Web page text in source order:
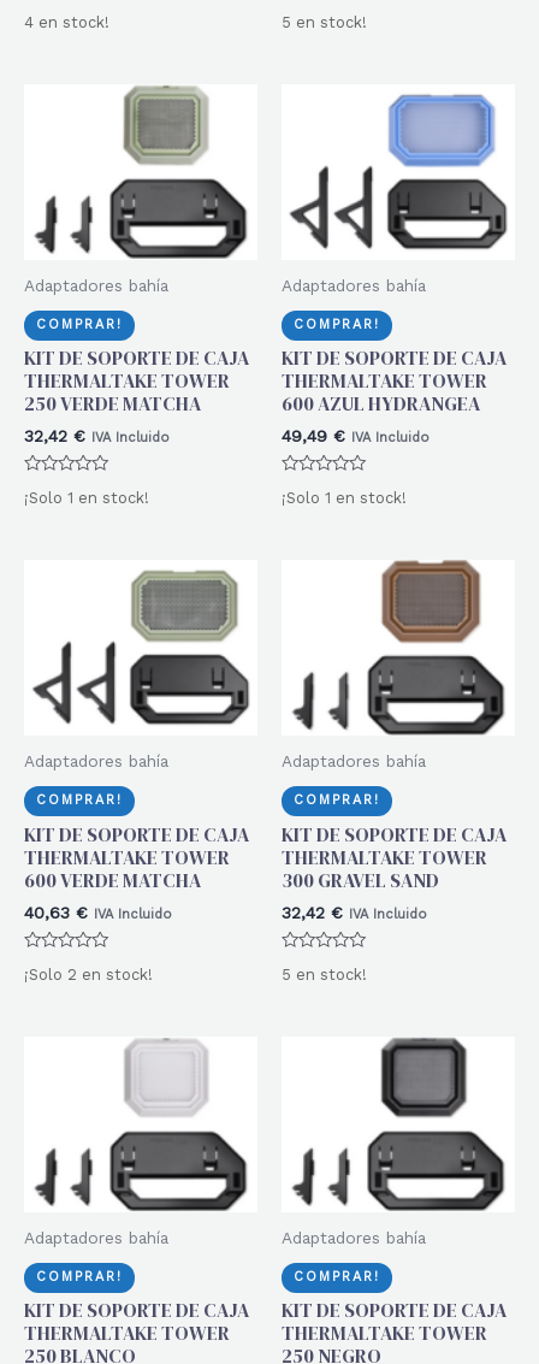
con
4 en stock!
con
5 en stock!
Adaptadores bahía
COMPRAR!
KIT DE SOPORTE DE CAJA
THERMALTAKE TOWER
250 VERDE MATCHA
32,42 € IVA Incluido
Valorado
con
¡Solo 1 en stock!
Adaptadores bahía
COMPRAR!
KIT DE SOPORTE DE CAJA
THERMALTAKE TOWER
600 AZUL HYDRANGEA
49,49 € IVA Incluido
Valorado
con
¡Solo 1 en stock!
Adaptadores bahía
COMPRAR!
KIT DE SOPORTE DE CAJA
THERMALTAKE TOWER
600 VERDE MATCHA
40,63 € IVA Incluido
con
¡Solo 2 en stock!
Adaptadores bahía
COMPRAR!
KIT DE SOPORTE DE CAJA
THERMALTAKE TOWER
300 GRAVEL SAND
32,42 € IVA Incluido
con
5 en stock!
Adaptadores bahía
COMPRAR!
KIT DE SOPORTE DE CAJA
THERMALTAKE TOWER
250 BLANCO
Adaptadores bahía
COMPRAR!
KIT DE SOPORTE DE CAJA
THERMALTAKE TOWER
250 NEGRO